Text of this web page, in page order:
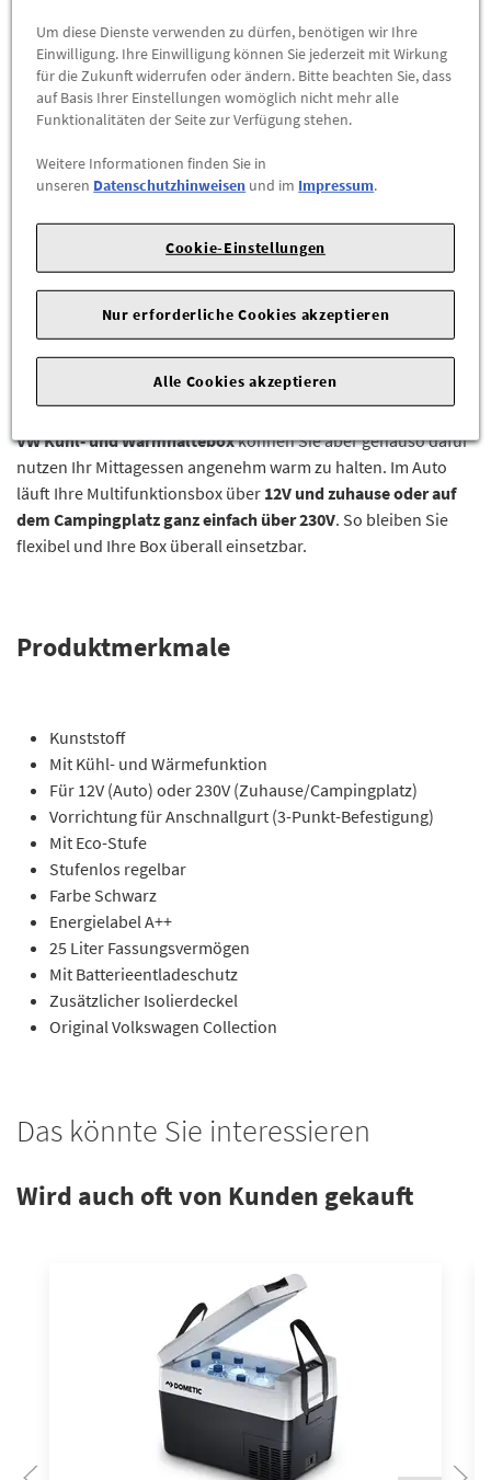
Herstellerangaben: Volkswagen AG |Berliner Ring 2 |
Wolfsburg |Tel: +49-5361-9-0 |E-Mail:
kundenbetreuung@volkswagen.de| Webseite:
https://www.volkswagen.de/de.html
Mal cool, mal hot:
VW Kühl- und Warmhaltebox 25 Liter, 12V/230V
und vor Ihnen kündigt sich ein Stau an. Ein Eistee kommt da
wie gerufen – und zwar schön gekühlt aus Ihrer neuen
Kühlbox. Die istsicher angeschnalltauf dem Rücksitz. Die
25 Liter Fassungsvermögenund ist so konzipiert, dass
VW Kühl- und Warmhalteboxkönnen Sie aber genauso dafür
nutzen Ihr Mittagessen angenehm warm zu halten. Im Auto
läuft Ihre Multifunktionsbox über 12V und zuhause oder auf
dem Campingplatz ganz einfach über 230V. So bleiben Sie
flexibel und Ihre Box überall einsetzbar.
Produktmerkmale
Kunststoff
Mit Kühl- und Wärmefunktion
Für 12V (Auto) oder 230V (Zuhause/Campingplatz)
Vorrichtung für Anschnallgurt (3-Punkt-Befestigung)
Mit Eco-Stufe
Stufenlos regelbar
Farbe Schwarz
Energielabel A++
25 Liter Fassungsvermögen
Mit Batterieentladeschutz
Zusätzlicher Isolierdeckel
Original Volkswagen Collection
Das könnte Sie interessieren
Wird auch oft von Kunden gekauft
Um diese Dienste verwenden zu dürfen, benötigen wir Ihre
Einwilligung. Ihre Einwilligung können Sie jederzeit mit Wirkung
für die Zukunft widerrufen oder ändern. Bitte beachten Sie, dass
auf Basis Ihrer Einstellungen womöglich nicht mehr alle
Funktionalitäten der Seite zur Verfügung stehen.
Weitere Informationen finden Sie in
unseren Datenschutzhinweisen und im Impressum.
Cookie-Einstellungen
Nur erforderliche Cookies akzeptieren
Alle Cookies akzeptieren